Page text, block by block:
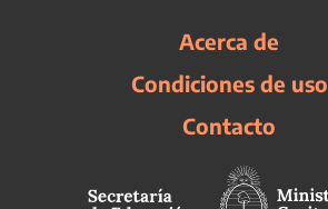
Acerca de
Condiciones de uso
Contacto